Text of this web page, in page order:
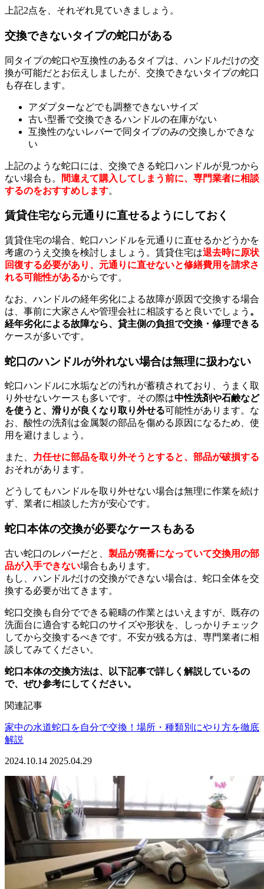
上記2点を、それぞれ見ていきましょう。
交換できないタイプの蛇口がある
同タイプの蛇口や互換性のあるタイプは、ハンドルだけの交
換が可能だとお伝えしましたが、交換できないタイプの蛇口
も存在します。
アダプターなどでも調整できないサイズ
古い型番で交換できるハンドルの在庫がない
互換性のないレバーで同タイプのみの交換しかできな
い
上記のような蛇口には、交換できる蛇口ハンドルが見つから
ない場合も。
間違えて購入してしまう前に、専門業者に相談
するのをおすすめします。
賃貸住宅なら元通りに直せるようにしておく
賃貸住宅の場合、蛇口ハンドルを元通りに直せるかどうかを
考慮のうえ交換を検討しましょう。賃貸住宅は退去時に原状
回復する必要があり、元通りに直せないと修繕費用を請求さ
れる可能性があるからです。
なお、ハンドルの経年劣化による故障が原因で交換する場合
は、事前に大家さんや管理会社に相談すると良いでしょう 。
経年劣化による故障なら、貸主側の負担で交換・修理できる
ケースが多いです。
蛇口のハンドルが外れない場合は無理に扱わない
蛇口ハンドルに水垢などの汚れが蓄積されており、うまく取
り外せないケースも多いです。その際は中性洗剤や石鹸など
を使うと、滑りが良くなり取り外せる可能性があります。な
お、酸性の洗剤は金属製の部品を傷める原因になるため、使
用を避けましょう。
また、 力任せに部品を取り外そうとすると、部品が破損する
おそれがあります。
どうしてもハンドルを取り外せない場合は無理に作業を続け
ず、業者に相談した方が安心です。
蛇口本体の交換が必要なケースもある
古い蛇口のレバーだと、 製品が廃番になっていて交換用の部
品が入手できない場合もあります。
もし、ハンドルだけの交換ができない場合は、蛇口全体を交
換する必要が出てきます。
蛇口交換も自分でできる範疇の作業とはいえますが、既存の
洗面台に適合する蛇口のサイズや形状を、しっかりチェック
してから交換するべきです。不安が残る方は、専門業者に相
談してみてください。
蛇口本体の交換方法は、以下記事で詳しく解説しているの
で、ぜひ参考にしてください。
関連記事
家中の水道蛇口を自分で交換！場所・種類別にやり方を徹底
解説
2024.10.14 2025.04.29